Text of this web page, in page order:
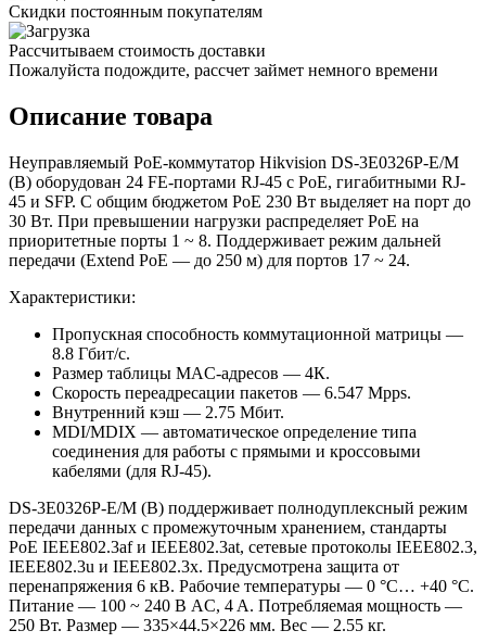
Скидки постоянным покупателям
Рассчитываем стоимость доставки
Пожалуйста подождите, рассчет займет немного времени
Описание товара
Неуправляемый PoE-коммутатор Hikvision DS-3E0326P-E/M
(B) оборудован 24 FE-портами RJ-45 с PoE, гигабитными RJ-
45 и SFP. С общим бюджетом РоЕ 230 Вт выделяет на порт до
30 Вт. При превышении нагрузки распределяет РоЕ на
приоритетные порты 1 ~ 8. Поддерживает режим дальней
передачи (Extend PoE — до 250 м) для портов 17 ~ 24.
Характеристики:
Пропускная способность коммутационной матрицы —
8.8 Гбит/с.
Размер таблицы MAC-адресов — 4К.
Скорость переадресации пакетов — 6.547 Mpps.
Внутренний кэш — 2.75 Мбит.
MDI/MDIX — автоматическое определение типа
соединения для работы с прямыми и кроссовыми
кабелями (для RJ-45).
DS-3E0326P-E/M (B) поддерживает полнодуплексный режим
передачи данных с промежуточным хранением, стандарты
РоЕ IEEE802.3af и IEEE802.3at, сетевые протоколы IEEE802.3,
IEEE802.3u и IEEE802.3x. Предусмотрена защита от
перенапряжения 6 кВ. Рабочие температуры — 0 °C… +40 °C.
Питание — 100 ~ 240 В AC, 4 A. Потребляемая мощность —
250 Вт. Размер — 335×44.5×226 мм. Вес — 2.55 кг.